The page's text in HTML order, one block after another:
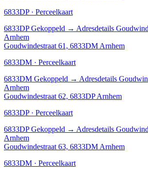
6833DP · Perceelkaart
6833DP Gekoppeld → Adresdetails
Arnhem
Goudwindestraat 61, 6833DM Arnhem
6833DM · Perceelkaart
6833DM Gekoppeld → Adresdetails
Arnhem
Goudwindestraat 62, 6833DP Arnhem
6833DP · Perceelkaart
6833DP Gekoppeld → Adresdetails
Arnhem
Goudwindestraat 63, 6833DM Arnhem
6833DM · Perceelkaart